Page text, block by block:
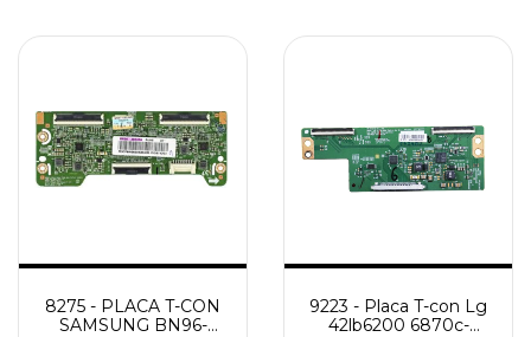
8275 - PLACA T-CON
SAMSUNG BN96-
9223 - Placa T-con Lg
42lb6200 6870c-